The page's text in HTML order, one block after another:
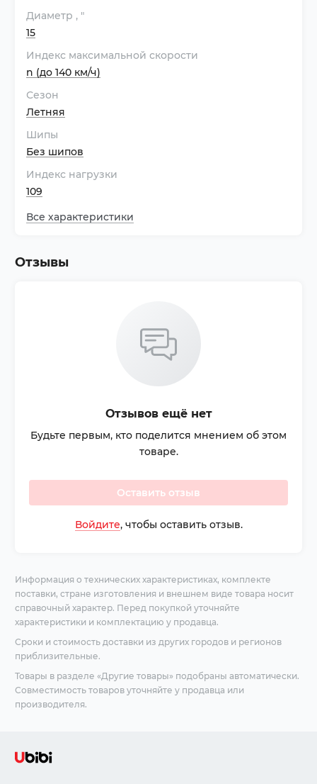
Диаметр , "
15
Индекс максимальной скорости
n (до 140 км/ч)
Сезон
Летняя
Шипы
Без шипов
Индекс нагрузки
109
Все характеристики
Отзывы
Отзывов ещё нет
Будьте первым, кто поделится мнением об этом
товаре.
Оставить отзыв
Войдите, чтобы оставить отзыв.
Информация о технических характеристиках, комплекте
поставки, стране изготовления и внешнем виде товара носит
справочный характер. Перед покупкой уточняйте
характеристики и комплектацию у продавца.
Сроки и стоимость доставки из других городов и регионов
приблизительные.
Товары в разделе «Другие товары» подобраны автоматически.
Совместимость товаров уточняйте у продавца или
производителя.